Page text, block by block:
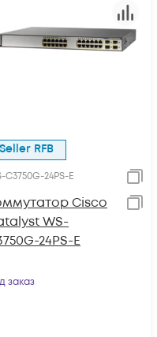
Seller RFB
C3750G-24PS-E
Cisco
WS-
24PS-E
заказ